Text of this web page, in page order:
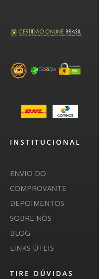
INSTITUCIONAL
ENVIO DO
COMPROVANTE
DEPOIMENTOS
SOBRE NÓS
BLOG
LINKS ÚTEIS
TIRE DÚVIDAS